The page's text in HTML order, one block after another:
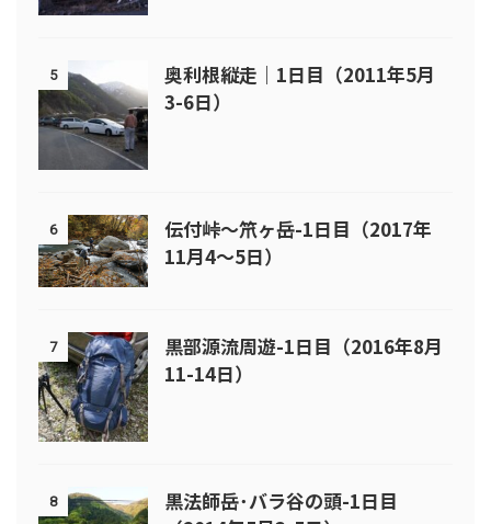
5
奥利根縦走｜1日目（2011年5月
3-6日）
6
伝付峠～笊ヶ岳-1日目（2017年
11月4～5日）
7
黒部源流周遊-1日目（2016年8月
11-14日）
8
黒法師岳･バラ谷の頭-1日目